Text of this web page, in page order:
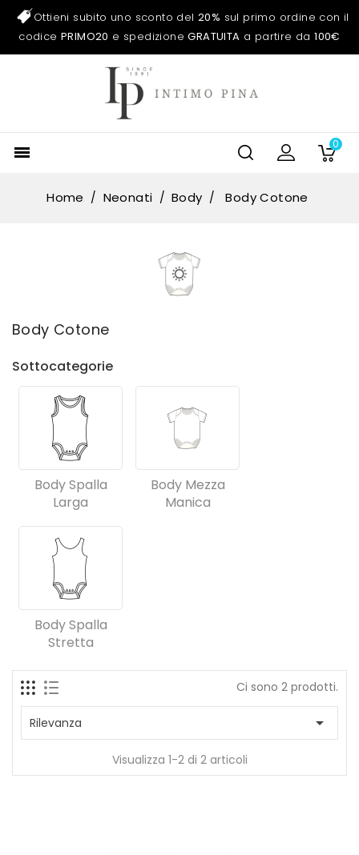
Ottieni subito uno sconto del20% sul primo ordine con il
codice PRIMO20 e spedizioneGRATUITA a partire da100€
 0
Home Neonati Body Body Cotone
Body Cotone
Sottocategorie
Body Spalla
Larga
Body Mezza
Manica
Body Spalla
Stretta
Ci sono 2 prodotti.
Rilevanza 
Visualizza 1-2 di 2 articoli